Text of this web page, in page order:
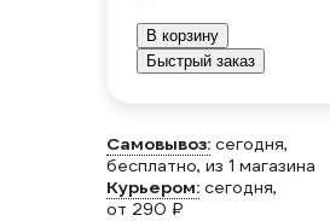
В корзину
Быстрый заказ
Самовывоз: сегодня,
бесплатно, из 1 магазина
Курьером: сегодня,
от 290 ₽